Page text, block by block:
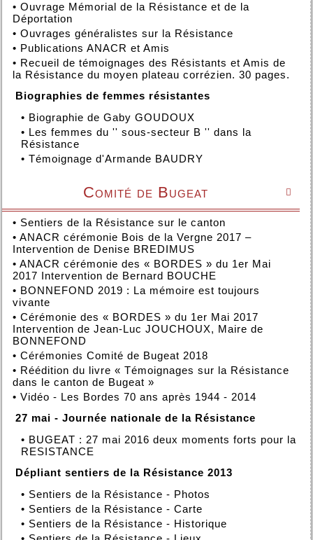
• Ouvrage Mémorial de la Résistance et de la
Déportation
• Ouvrages généralistes sur la Résistance
• Publications ANACR et Amis
• Recueil de témoignages des Résistants et Amis de
la Résistance du moyen plateau corrézien. 30 pages.
Biographies de femmes résistantes
• Biographie de Gaby GOUDOUX
• Les femmes du '' sous-secteur B '' dans la
Résistance
• Témoignage d'Armande BAUDRY

Comité de Bugeat
• Sentiers de la Résistance sur le canton
• ANACR cérémonie Bois de la Vergne 2017 –
Intervention de Denise BREDIMUS
• ANACR cérémonie des « BORDES » du 1er Mai
2017 Intervention de Bernard BOUCHE
• BONNEFOND 2019 : La mémoire est toujours
vivante
• Cérémonie des « BORDES » du 1er Mai 2017
Intervention de Jean-Luc JOUCHOUX, Maire de
BONNEFOND
• Cérémonies Comité de Bugeat 2018
• Réédition du livre « Témoignages sur la Résistance
dans le canton de Bugeat »
• Vidéo - Les Bordes 70 ans après 1944 - 2014
27 mai - Journée nationale de la Résistance
• BUGEAT : 27 mai 2016 deux moments forts pour la
RESISTANCE
Dépliant sentiers de la Résistance 2013
• Sentiers de la Résistance - Photos
• Sentiers de la Résistance - Carte
• Sentiers de la Résistance - Historique